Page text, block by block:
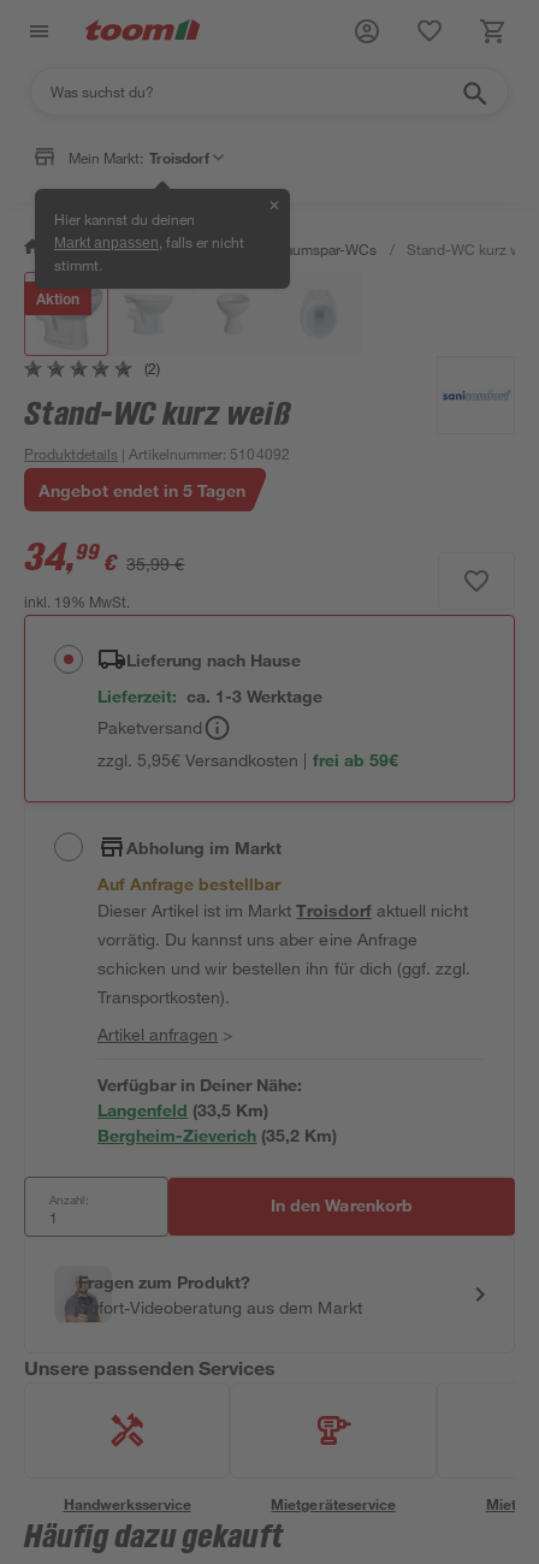
Mein Markt: Troisdorf
Hier kannst du deinen
Markt anpassen , falls er nicht
stimmt.
✕
/ Bad & Sanitär / Toiletten Raumspar-WCs / Stand-WC kurz weiß
Aktion
(2)
Stand-WC kurz weiß
Produktdetails | Artikelnummer: 5104092
Angebot endet in 5 Tagen
34,99 € 35,99 €
inkl. 19% MwSt.
Lieferung nach Hause
Lieferzeit: ca. 1-3 Werktage
Paketversand
zzgl. 5,95€ Versandkosten | frei ab 59€
Abholung im Markt
Auf Anfrage bestellbar
Dieser Artikel ist im MarktTroisdorfaktuell nicht
vorrätig. Du kannst uns aber eine Anfrage
schicken und wir bestellen ihn für dich (ggf. zzgl.
Transportkosten).
Artikel anfragen >
Verfügbar in Deiner Nähe:
Langenfeld (33,5 Km)
Bergheim-Zieverich (35,2 Km)
Anzahl: In den Warenkorb
Fragen zum Produkt?
Sofort-Videoberatung aus dem Markt
Unsere passenden Services
Handwerksservice Mietgeräteservice
Häufig dazu gekauft